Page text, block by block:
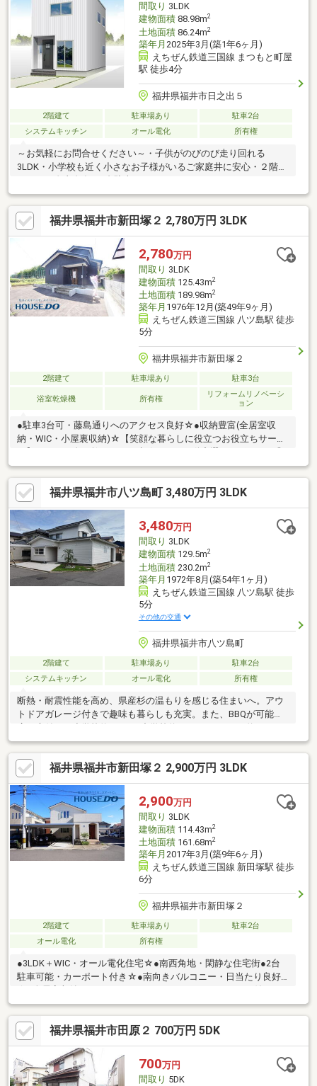
間取り 3LDK
建物面積88.98m2
土地面積86.24m2
築年月 2025年3月(築1年6ヶ月)
えちぜん鉄道三国線 まつもと町屋
駅 徒歩4分
福井県福井市日之出５
2階建て 駐車場あり
駐車2台
システムキッチン
オール電化 所有権
～お気軽にお問合せください～・子供がのびのび走り回れる
3LDK・小学校も近く小さなお子様がいるご家庭井に安心・２階の
福井県福井市新田塚２ 2,780万円 3LDK
2,780万円
間取り 3LDK
建物面積125.43m2
土地面積189.98m2
築年月 1976年12月(築49年9ヶ月)
えちぜん鉄道三国線 八ツ島駅 徒歩
5分
福井県福井市新田塚２
2階建て 駐車場あり 駐車3台
浴室乾燥機 所有権
リフォームリノベーシ
ョン
●駐車3台可・藤島通りへのアクセス良好☆●収納豊富(全居室収
納・WIC・小屋裏収納)☆【笑顔な暮らしに役立つお役立ちサービ
すべての物件を整理してお見せする秘書サービス！◎お金・暮ら
しに対する、お一人お一人の価値観にあった選択のご提案！＜あ
なたの価値観を大切にしております＞一生に一度になるかもしれ
ないお買い物です！よりよい選択のために、たくさんの物件をご
内覧・比較することが大切です！プロの視点も交えながら一緒に
考えていきましょう。お家探しは地元密着の【ハウスドゥ二の
宮】へお任せください！
福井県福井市八ツ島町 3,480万円 3LDK
3,480万円
間取り 3LDK
建物面積129.5m2
土地面積230.2m2
築年月 1972年8月(築54年1ヶ月)
えちぜん鉄道三国線 八ツ島駅 徒歩
5分
その他の交通
福井県福井市八ツ島町
2階建て 駐車場あり
駐車2台
システムキッチン
オール電化 所有権
断熱・耐震性能を高め、県産杉の温もりを感じる住まいへ。アウ
トドアガレージ付きで趣味も暮らしも充実。また、BBQが可能な
便利な住環境です。
福井県福井市新田塚２ 2,900万円 3LDK
2,900万円
間取り 3LDK
建物面積114.43m2
土地面積161.68m2
築年月 2017年3月(築9年6ヶ月)
えちぜん鉄道三国線 新田塚駅 徒歩
6分
福井県福井市新田塚２
2階建て 駐車場あり
駐車2台
オール電化
所有権
●3LDK＋WIC・オール電化住宅☆●南西角地・閑静な住宅街●2台
駐車可能・カーポート付き☆●南向きバルコニー・日当たり良好
☆【笑顔な暮らしに役立つお役立ちサービス】・一から全て教え
ます！失敗しない不動産選びのポイント◎すべての物件を整理し
てお見せする秘書サービス！◎お金・暮らしに対する、お一人お
一人の価値観にあった選択のご提案！＜あなたの価値観を大切に
しております＞一生に一度になるかもしれないお買い物です！お
客様一人一人のライフスタイルや将来設計にあわせてご満足いた
福井県福井市田原２ 700万円 5DK
700万円
間取り 5DK